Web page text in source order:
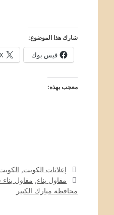
شارك هذا الموضوع:
فيس بوك X
معجب بهذه:
التصنيفات
إعلانات الكويت,
الوسوم
مقاول بناء, مقاول
محافظة مبارك الكبير